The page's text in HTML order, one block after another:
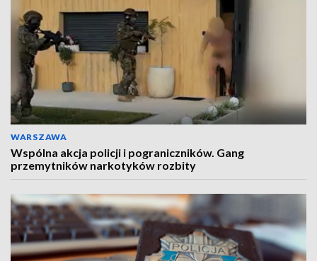
WARSZAWA
Wspólna akcja policji i pograniczników. Gang
przemytników narkotyków rozbity